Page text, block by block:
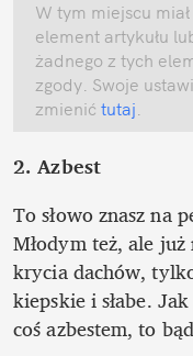
W tym miejscu
element artykułu
żadnego z tych
zgody. Swoje
zmienić tutaj.
2. Azbest
To słowo znasz na
Młodym też, ale
krycia dachów,
kiepskie i słabe.
coś azbestem, to